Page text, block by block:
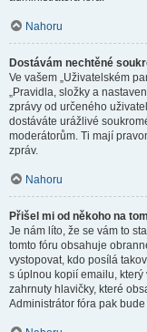
Nahoru
Dostávám nechtěné
Ve vašem „Uživatelském
„Pravidla, složky a
zprávy od určeného
dostáváte urážlivé
moderátorům. Ti mají
zpráv.
Nahoru
Přišel mi od někoho na
Je nám líto, že se vám to
tomto fóru obsahuje
vystopovat, kdo posílá
s úplnou kopií emailu,
zahrnuty hlavičky, které
Administrátor fóra pak